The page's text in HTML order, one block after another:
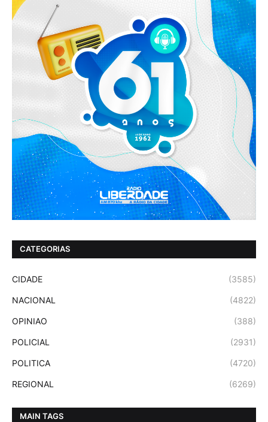
CATEGORIAS
CIDADE (3585)
NACIONAL (4822)
OPINIAO (388)
POLICIAL (2931)
POLITICA (4720)
REGIONAL (6269)
MAIN TAGS